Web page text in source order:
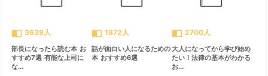
import_contacts 3639人
部長になったら読む本 お
すすめ7選 有能な上司に
な...
import_contacts 1872人
話が面白い人になるための
本 おすすめ6選
import_contacts 2700人
大人になってから学び始め
たい！法律の基本がわかる
お...